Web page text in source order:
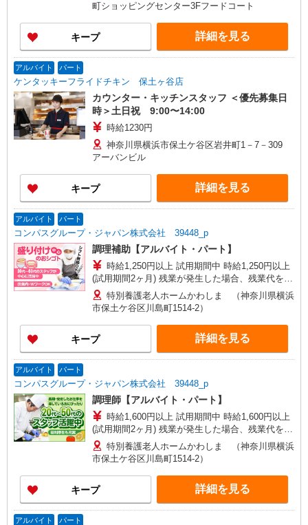
町ショッピングセンター3Fフードコート
キープ 詳細を見る
アルバイト パート
ケンタッキーフライドチキン 保土ヶ谷店
カウンター・キッチンスタッフ ＜優先募集日
時＞土日祝 9:00〜14:00
時給1230円
神奈川県横浜市保土ケ谷区岩井町1－7－309
アーバンビル
キープ 詳細を見る
アルバイト パート
コンパスグループ・ジャパン株式会社 39448_p
調理補助【アルバイト・パート】
時給1,250円以上 試用期間中 時給1,250円以上
(試用期間2ヶ月) 残業が発生した場合、残業代を1
分単位で別途支給します。
特別養護老人ホームかわしま （神奈川県横浜
市保土ケ谷区川島町1514-2）
キープ 詳細を見る
アルバイト パート
コンパスグループ・ジャパン株式会社 39448_p
調理師【アルバイト・パート】
時給1,600円以上 試用期間中 時給1,600円以上
(試用期間2ヶ月) 残業が発生した場合、残業代を1
分単位で別途支給します。
特別養護老人ホームかわしま （神奈川県横浜
市保土ケ谷区川島町1514-2）
キープ 詳細を見る
アルバイト パート